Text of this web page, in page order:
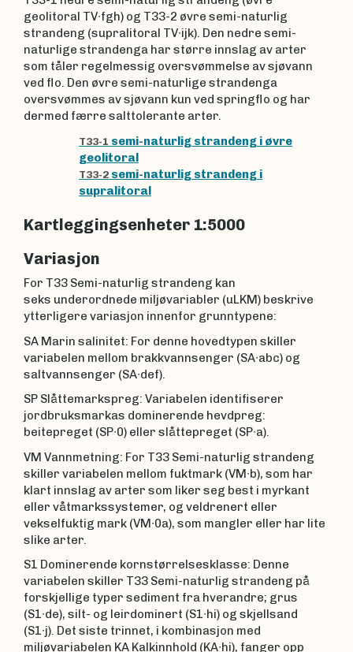
geolitoral TV∙fgh) og T33-2 øvre semi-naturlig
strandeng (supralitoral TV∙ijk). Den nedre semi-
naturlige strandenga har større innslag av arter
som tåler regelmessig oversvømmelse av sjøvann
ved flo. Den øvre semi-naturlige strandenga
oversvømmes av sjøvann kun ved springflo og har
dermed færre salttolerante arter.
T33-1 semi-naturlig strandeng i øvre
geolitoral
T33-2 semi-naturlig strandeng i
supralitoral
Kartleggingsenheter 1:5000
Variasjon
For T33 Semi-naturlig strandeng kan
seks underordnede miljøvariabler (uLKM) beskrive
ytterligere variasjon innenfor grunntypene:
SA Marin salinitet: For denne hovedtypen skiller
variabelen mellom brakkvannsenger (SA∙abc) og
saltvannsenger (SA∙def).
SP Slåttemarkspreg: Variabelen identifiserer
jordbruksmarkas dominerende hevdpreg:
beitepreget (SP∙0) eller slåttepreget (SP∙a).
VM Vannmetning: For T33 Semi-naturlig strandeng
skiller variabelen mellom fuktmark (VM∙b), som har
klart innslag av arter som liker seg best i myrkant
eller våtmarkssystemer, og veldrenert eller
vekselfuktig mark (VM∙0a), som mangler eller har lite
slike arter.
S1 Dominerende kornstørrelsesklasse: Denne
variabelen skiller T33 Semi-naturlig strandeng på
forskjellige typer sediment fra hverandre; grus
(S1∙de), silt- og leirdominert (S1∙hi) og skjellsand
(S1∙j). Det siste trinnet, i kombinasjon med
miljøvariabelen KA Kalkinnhold (KA∙hi), fanger opp